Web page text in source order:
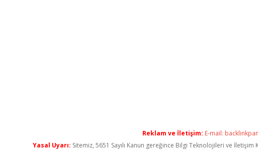
Reklam ve İletişim: E-mail:
Yasal Uyarı: Sitemiz, 5651 Sayılı Kanun gereğince Bilgi Teknolojileri ve